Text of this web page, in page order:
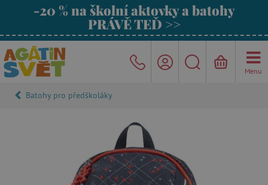
-20 % na školní aktovky a batohy
PRÁVĚ TEĎ >>
Menu
Batohy pro předškoláky